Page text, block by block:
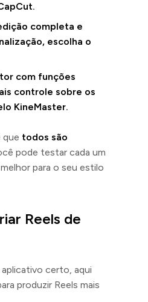
completa e
escolha o
com funções
controle sobre os
KineMaster.
que todos são
pode testar cada um
para o seu estilo
Reels de
certo, aqui
produzir Reels mais